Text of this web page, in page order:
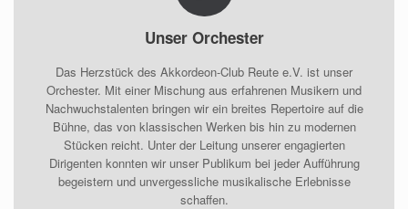
Unser Orchester
Das Herzstück des Akkordeon-Club Reute e.V. ist unser
Orchester. Mit einer Mischung aus erfahrenen Musikern und
Nachwuchstalenten bringen wir ein breites Repertoire auf die
Bühne, das von klassischen Werken bis hin zu modernen
Stücken reicht. Unter der Leitung unserer engagierten
Dirigenten konnten wir unser Publikum bei jeder Aufführung
begeistern und unvergessliche musikalische Erlebnisse
schaffen.